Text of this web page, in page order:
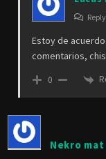
Estoy de
comentarios,
0
Nekro mat